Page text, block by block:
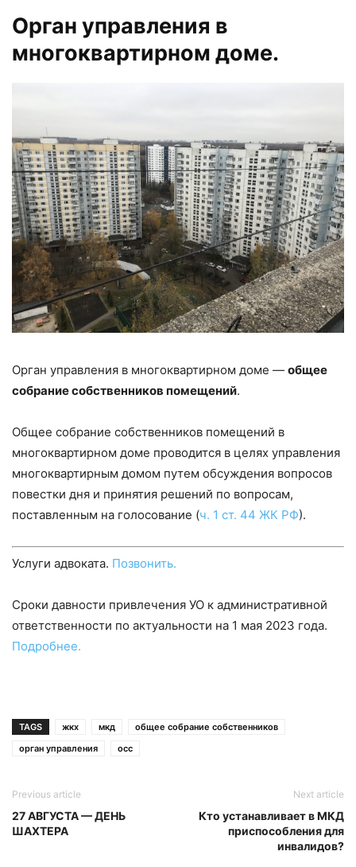
Орган управления в
многоквартирном доме.
Орган управления в многоквартирном доме — общее
собрание собственников помещений.
Общее собрание собственников помещений в
многоквартирном доме проводится в целях управления
многоквартирным домом путем обсуждения вопросов
повестки дня и принятия решений по вопросам,
поставленным на голосование (ч. 1 ст. 44 ЖК РФ).
Услуги адвоката. Позвонить.
Сроки давности привлечения УО к административной
ответственности по актуальности на 1 мая 2023 года.
Подробнее.
TAGS жкх мкд
общее собрание собственников
орган управления
осс
Previous article
27 АВГУСТА — ДЕНЬ
ШАХТЕРА
Next article
Кто устанавливает в МКД
приспособления для
инвалидов?